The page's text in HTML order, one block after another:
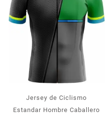
elegir
en
la
de
Jersey de Ciclismo
Estandar Hombre Caballero